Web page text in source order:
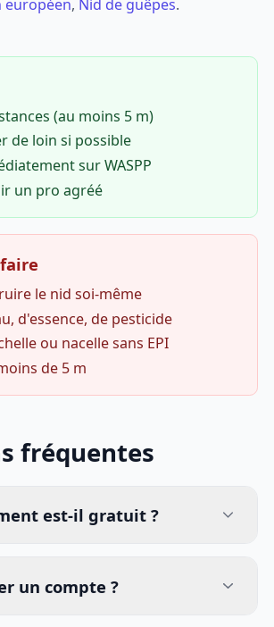
européen, Nid de guêpes.
(au moins 5 m)
de loin si possible
sur WASPP
un pro agréé
le nid soi-même
d'essence, de pesticide
ou nacelle sans EPI
de 5 m
fréquentes
est-il gratuit ?
un compte ?